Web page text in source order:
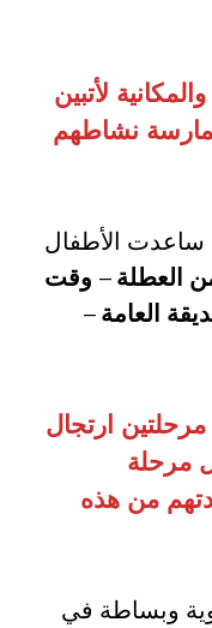
لأتبين
نشاطهم
ساعدت الأطفال
العطلة – وقت
العامة –
ارتجال
مرحلة
من هذه
وبساطة في